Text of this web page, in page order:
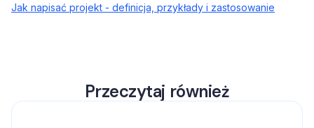
Jak napisać projekt - definicja, przykłady i zastosowanie
Przeczytaj również